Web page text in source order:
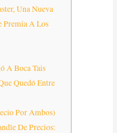
Una Nueva
Premia A Los
A Boca Tais
Quedó Entre
Por Ambos)
De Precios: